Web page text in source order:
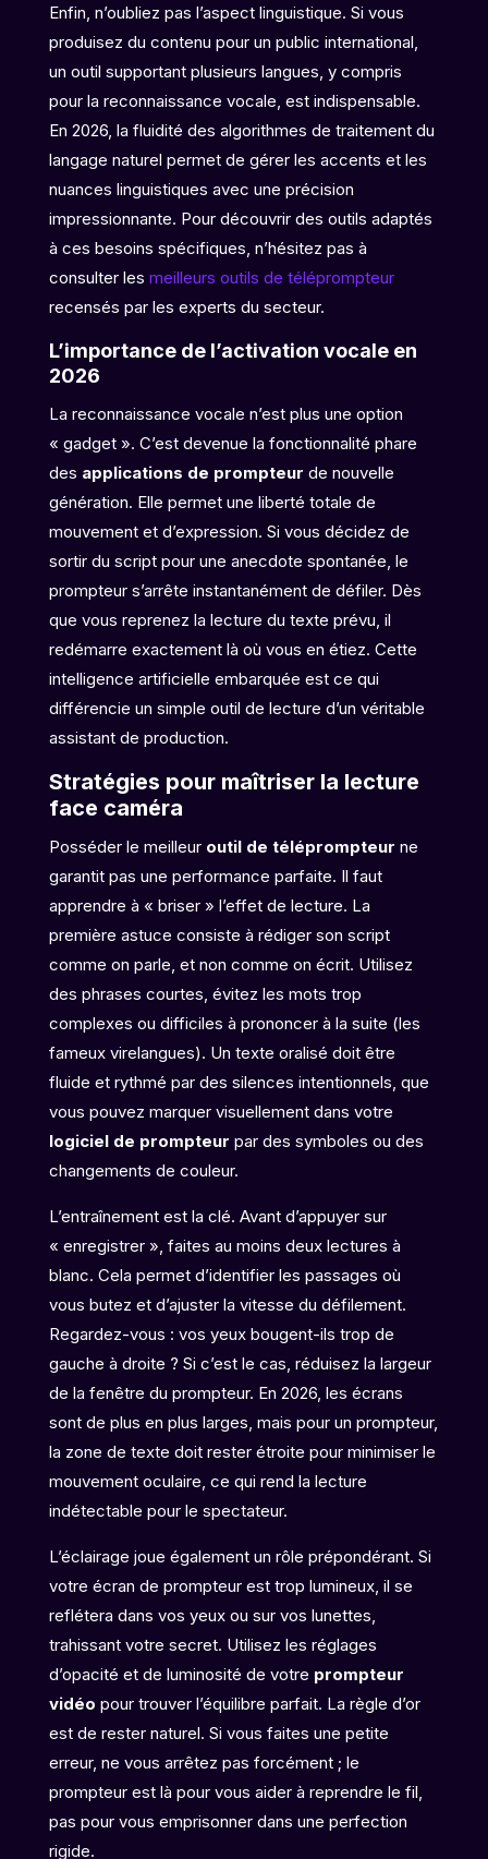
Enfin, n’oubliez pas l’aspect linguistique. Si vous
produisez du contenu pour un public international,
un outil supportant plusieurs langues, y compris
pour la reconnaissance vocale, est indispensable.
En 2026, la fluidité des algorithmes de traitement du
langage naturel permet de gérer les accents et les
nuances linguistiques avec une précision
impressionnante. Pour découvrir des outils adaptés
à ces besoins spécifiques, n’hésitez pas à
consulter les meilleurs outils de téléprompteur
recensés par les experts du secteur.
L’importance de l’activation vocale en
2026
La reconnaissance vocale n’est plus une option
« gadget ». C’est devenue la fonctionnalité phare
des applications de prompteur de nouvelle
génération. Elle permet une liberté totale de
mouvement et d’expression. Si vous décidez de
sortir du script pour une anecdote spontanée, le
prompteur s’arrête instantanément de défiler. Dès
que vous reprenez la lecture du texte prévu, il
redémarre exactement là où vous en étiez. Cette
intelligence artificielle embarquée est ce qui
différencie un simple outil de lecture d’un véritable
assistant de production.
Stratégies pour maîtriser la lecture
face caméra
Posséder le meilleur outil de téléprompteur ne
garantit pas une performance parfaite. Il faut
apprendre à « briser » l’effet de lecture. La
première astuce consiste à rédiger son script
comme on parle, et non comme on écrit. Utilisez
des phrases courtes, évitez les mots trop
complexes ou difficiles à prononcer à la suite (les
fameux virelangues). Un texte oralisé doit être
fluide et rythmé par des silences intentionnels, que
vous pouvez marquer visuellement dans votre
logiciel de prompteur par des symboles ou des
changements de couleur.
L’entraînement est la clé. Avant d’appuyer sur
« enregistrer », faites au moins deux lectures à
blanc. Cela permet d’identifier les passages où
vous butez et d’ajuster la vitesse du défilement.
Regardez-vous : vos yeux bougent-ils trop de
gauche à droite ? Si c’est le cas, réduisez la largeur
de la fenêtre du prompteur. En 2026, les écrans
sont de plus en plus larges, mais pour un prompteur,
la zone de texte doit rester étroite pour minimiser le
mouvement oculaire, ce qui rend la lecture
indétectable pour le spectateur.
L’éclairage joue également un rôle prépondérant. Si
votre écran de prompteur est trop lumineux, il se
reflétera dans vos yeux ou sur vos lunettes,
trahissant votre secret. Utilisez les réglages
d’opacité et de luminosité de votre prompteur
vidéo pour trouver l’équilibre parfait. La règle d’or
est de rester naturel. Si vous faites une petite
erreur, ne vous arrêtez pas forcément ; le
prompteur est là pour vous aider à reprendre le fil,
pas pour vous emprisonner dans une perfection
rigide.